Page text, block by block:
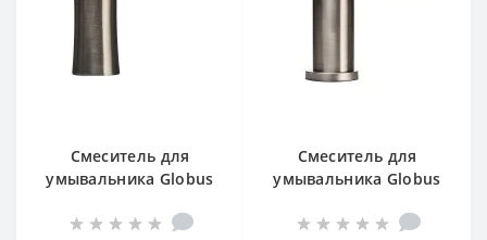
Смеситель для
умывальника Globus
Смеситель для
умывальника Globus